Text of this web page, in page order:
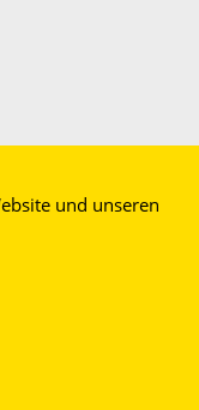
und unseren